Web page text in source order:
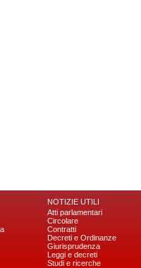
NOTIZIE UTILI
Atti parlamentari
Circolare
Contratti
Decreti e Ordinanze
Giurisprudenza
Leggi e decreti
Studi e ricerche